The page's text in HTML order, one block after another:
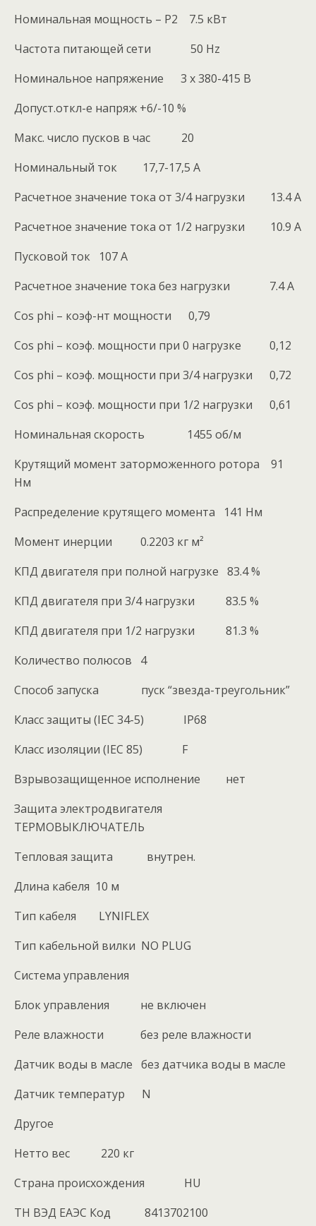
Номинальная мощность – P2 7.5 кВт
Частота питающей сети 50 Hz
Номинальное напряжение 3 x 380-415 В
Допуст.откл-е напряж +6/-10 %
Макс. число пусков в час 20
Номинальный ток 17,7-17,5 A
Расчетное значение тока от 3/4 нагрузки 13.4 A
Расчетное значение тока от 1/2 нагрузки 10.9 A
Пусковой ток 107 A
Расчетное значение тока без нагрузки 7.4 A
Cos phi – коэф-нт мощности 0,79
Cos phi – коэф. мощности при 0 нагрузке 0,12
Cos phi – коэф. мощности при 3/4 нагрузки 0,72
Cos phi – коэф. мощности при 1/2 нагрузки 0,61
Номинальная скорость 1455 об/м
Крутящий момент заторможенного ротора 91
Нм
Распределение крутящего момента 141 Нм
Момент инерции 0.2203 кг м²
КПД двигателя при полной нагрузке 83.4 %
КПД двигателя при 3/4 нагрузки 83.5 %
КПД двигателя при 1/2 нагрузки 81.3 %
Количество полюсов 4
Способ запуска пуск “звезда-треугольник”
Класс защиты (IEC 34-5) IP68
Класс изоляции (IEC 85) F
Взрывозащищенное исполнение нет
Защита электродвигателя
ТЕРМОВЫКЛЮЧАТЕЛЬ
Тепловая защита внутрен.
Длина кабеля 10 м
Тип кабеля LYNIFLEX
Тип кабельной вилки NO PLUG
Система управления
Блок управления не включен
Реле влажности без реле влажности
Датчик воды в масле без датчика воды в масле
Датчик температур N
Другое
Нетто вес 220 кг
Cтрана происхождения HU
ТН ВЭД ЕАЭС Код 8413702100